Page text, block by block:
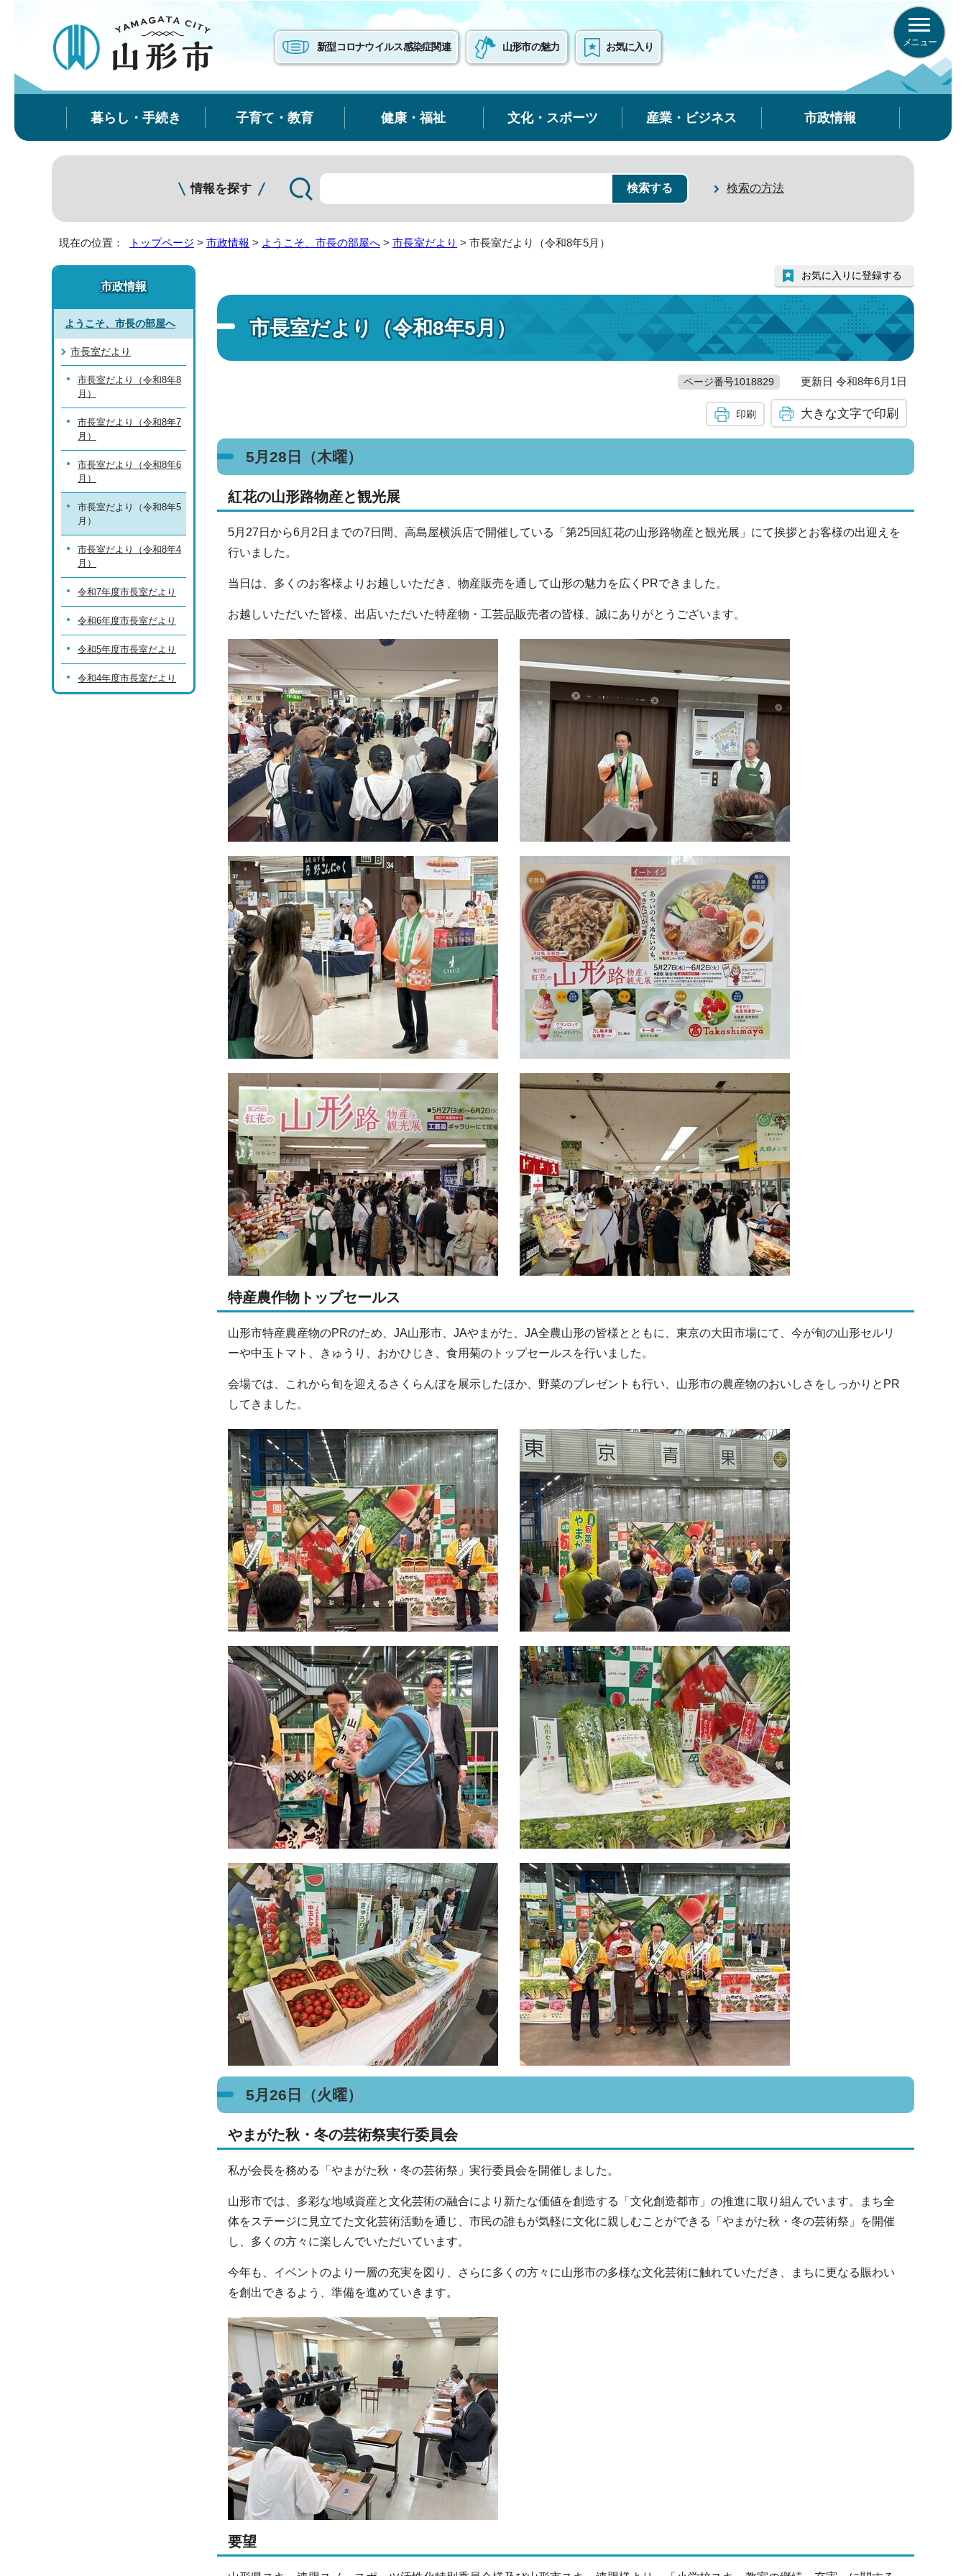
新型コロナウイルス感染症関連 山形市の魅力 お気に入り メニュー
暮らし・手続き 子育て・教育 健康・福祉 文化・スポーツ 産業・ビジネス 市政情報
情報を探す 検索の方法
現在の位置： トップページ > 市政情報 > ようこそ、市長の部屋へ > 市長室だより > 市長室だより（令和8年5月）
市長室だより（令和8年5月）
お気に入りに登録する
ページ番号1018829 更新日 令和8年6月1日
印刷 大きな文字で印刷
5月28日（木曜）
紅花の山形路物産と観光展
5月27日から6月2日までの7日間、高島屋横浜店で開催している「第25回紅花の山形路物産と観光展」にて挨拶とお客様の出迎えを
行いました。
当日は、多くのお客様よりお越しいただき、物産販売を通して山形の魅力を広くPRできました。
お越しいただいた皆様、出店いただいた特産物・工芸品販売者の皆様、誠にありがとうございます。
特産農作物トップセールス
山形市特産農産物のPRのため、JA山形市、JAやまがた、JA全農山形の皆様とともに、東京の大田市場にて、今が旬の山形セルリ
ーや中玉トマト、きゅうり、おかひじき、食用菊のトップセールスを行いました。
会場では、これから旬を迎えるさくらんぼを展示したほか、野菜のプレゼントも行い、山形市の農産物のおいしさをしっかりとPR
してきました。
5月26日（火曜）
やまがた秋・冬の芸術祭実行委員会
私が会長を務める「やまがた秋・冬の芸術祭」実行委員会を開催しました。
山形市では、多彩な地域資産と文化芸術の融合により新たな価値を創造する「文化創造都市」の推進に取り組んでいます。まち全
体をステージに見立てた文化芸術活動を通じ、市民の誰もが気軽に文化に親しむことができる「やまがた秋・冬の芸術祭」を開催
し、多くの方々に楽しんでいただいています。
今年も、イベントのより一層の充実を図り、さらに多くの方々に山形市の多様な文化芸術に触れていただき、まちに更なる賑わい
を創出できるよう、準備を進めていきます。
要望
市政情報
ようこそ、市長の部屋へ
市長室だより
市長室だより（令和8年8
月）
市長室だより（令和8年7
月）
市長室だより（令和8年6
月）
市長室だより（令和8年5
月）
市長室だより（令和8年4
月）
令和7年度市長室だより
令和6年度市長室だより
令和5年度市長室だより
令和4年度市長室だより